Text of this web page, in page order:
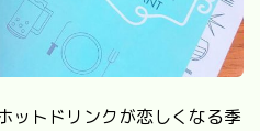
ットドリンクが恋しくなる季